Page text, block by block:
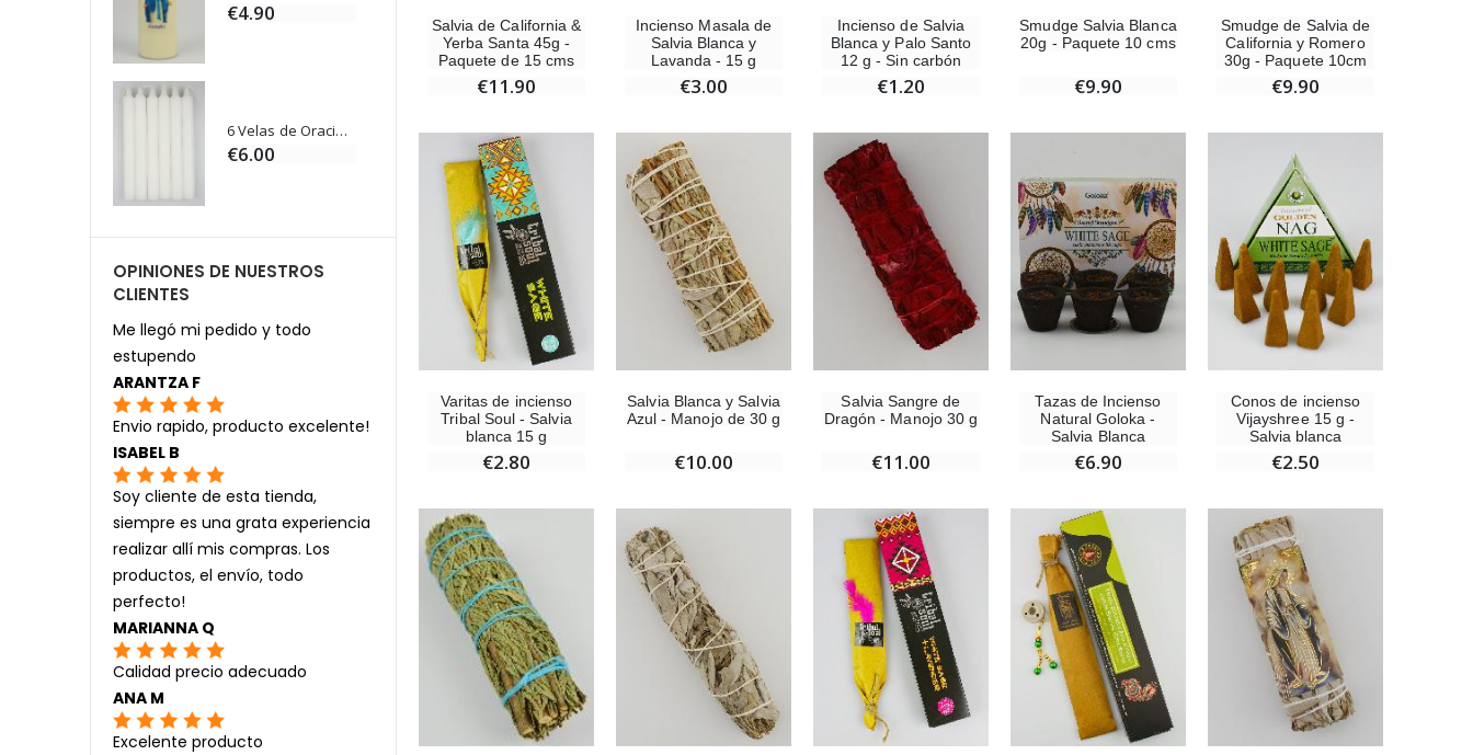
Salvia de California &
Yerba Santa 45g -
Paquete de 15 cms
€11.90
Incienso Masala de
Salvia Blanca y
Lavanda - 15 g
€3.00
Incienso de Salvia
Blanca y Palo Santo
12 g - Sin carbón
€1.20
Smudge Salvia Blanca
20g - Paquete 10 cms
€9.90
Smudge de Salvia de
California y Romero
30g - Paquete 10cm
€9.90
Varitas de incienso
Tribal Soul - Salvia
blanca 15 g
€2.80
Salvia Blanca y Salvia
Azul - Manojo de 30 g
€10.00
Salvia Sangre de
Dragón - Manojo 30 g
€11.00
Tazas de Incienso
Natural Goloka -
Salvia Blanca
€6.90
Conos de incienso
Vijayshree 15 g -
Salvia blanca
€2.50
€4.90
6 Velas de Oración Color Blanco
€6.00
Ángel Willow Tree - Ángel de la Guarda Protector (Guardian Angel) - 14 cm
€59.90
6 Velas de Oración Color Blanco
€6.00
Ángel Willow Tree - Ángel de la Guarda Protector (Guardian Angel) - 14 cm
OPINIONES DE NUESTROS
CLIENTES
Me llegó mi pedido y todo
estupendo
ARANTZA F
Envio rapido, producto excelente!
ISABEL B
Soy cliente de esta tienda,
siempre es una grata experiencia
realizar allí mis compras. Los
productos, el envío, todo
perfecto!
MARIANNA Q
Calidad precio adecuado
ANA M
Excelente producto